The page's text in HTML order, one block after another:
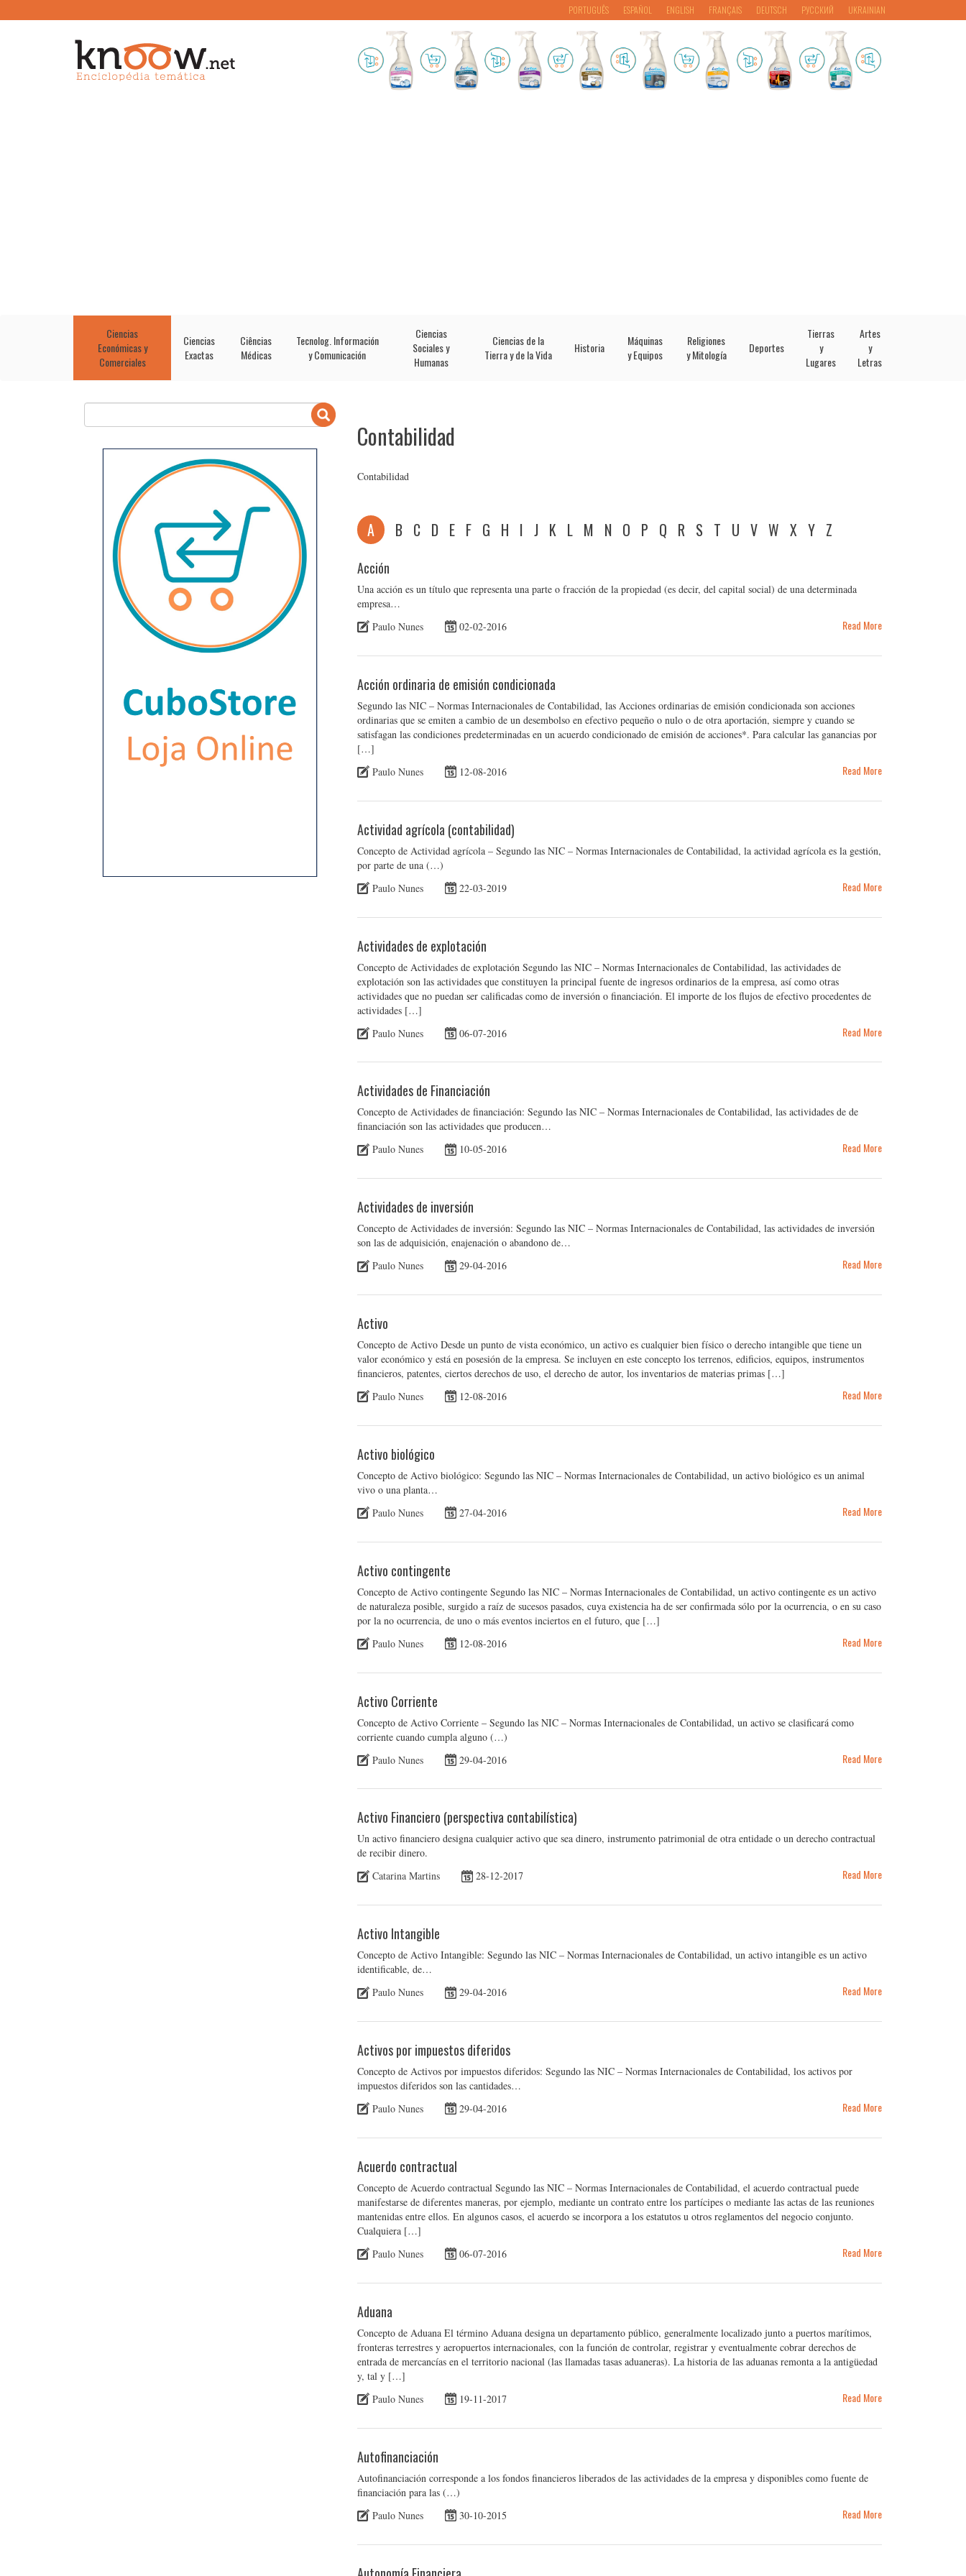
PORTUGUÊS ESPAÑOL ENGLISH FRANÇAIS DEUTSCH РУССКИЙ UKRAINIAN
Ciencias
Económicas y
Comerciales
Ciencias
Exactas
Ciências
Médicas
Tecnolog. Información
y Comunicación
Ciencias
Sociales y
Humanas
Ciencias de la
Tierra y de la Vida
Historia
Máquinas
y Equipos
Religiones
y Mitología
Deportes
Tierras
y
Lugares
Artes
y
Letras
Contabilidad
Contabilidad
A B C D E F G H I J K L M N O P Q R S T U V W X Y Z
Acción
Una acción es un título que representa una parte o fracción de la propiedad (es decir, del capital social) de una determinada
empresa…
Paulo Nunes
02-02-2016 Read More
Acción ordinaria de emisión condicionada
Segundo las NIC – Normas Internacionales de Contabilidad, las Acciones ordinarias de emisión condicionada son acciones
ordinarias que se emiten a cambio de un desembolso en efectivo pequeño o nulo o de otra aportación, siempre y cuando se
satisfagan las condiciones predeterminadas en un acuerdo condicionado de emisión de acciones*. Para calcular las ganancias por
[…]
Paulo Nunes
12-08-2016 Read More
Actividad agrícola (contabilidad)
Concepto de Actividad agrícola – Segundo las NIC – Normas Internacionales de Contabilidad, la actividad agrícola es la gestión,
por parte de una (…)
Paulo Nunes
22-03-2019 Read More
Actividades de explotación
Concepto de Actividades de explotación Segundo las NIC – Normas Internacionales de Contabilidad, las actividades de
explotación son las actividades que constituyen la principal fuente de ingresos ordinarios de la empresa, así como otras
actividades que no puedan ser calificadas como de inversión o financiación. El importe de los flujos de efectivo procedentes de
actividades […]
Paulo Nunes
06-07-2016 Read More
Actividades de Financiación
Concepto de Actividades de financiación: Segundo las NIC – Normas Internacionales de Contabilidad, las actividades de de
financiación son las actividades que producen…
Paulo Nunes
10-05-2016 Read More
Actividades de inversión
Concepto de Actividades de inversión: Segundo las NIC – Normas Internacionales de Contabilidad, las actividades de inversión
son las de adquisición, enajenación o abandono de…
Paulo Nunes
29-04-2016 Read More
Activo
Concepto de Activo Desde un punto de vista económico, un activo es cualquier bien físico o derecho intangible que tiene un
valor económico y está en posesión de la empresa. Se incluyen en este concepto los terrenos, edificios, equipos, instrumentos
financieros, patentes, ciertos derechos de uso, el derecho de autor, los inventarios de materias primas […]
Paulo Nunes
12-08-2016 Read More
Activo biológico
Concepto de Activo biológico: Segundo las NIC – Normas Internacionales de Contabilidad, un activo biológico es un animal
vivo o una planta…
Paulo Nunes
27-04-2016 Read More
Activo contingente
Concepto de Activo contingente Segundo las NIC – Normas Internacionales de Contabilidad, un activo contingente es un activo
de naturaleza posible, surgido a raíz de sucesos pasados, cuya existencia ha de ser confirmada sólo por la ocurrencia, o en su caso
por la no ocurrencia, de uno o más eventos inciertos en el futuro, que […]
Paulo Nunes
12-08-2016 Read More
Activo Corriente
Concepto de Activo Corriente – Segundo las NIC – Normas Internacionales de Contabilidad, un activo se clasificará como
corriente cuando cumpla alguno (…)
Paulo Nunes
29-04-2016 Read More
Activo Financiero (perspectiva contabilística)
Un activo financiero designa cualquier activo que sea dinero, instrumento patrimonial de otra entidade o un derecho contractual
de recibir dinero.
Catarina Martins
28-12-2017 Read More
Activo Intangible
Concepto de Activo Intangible: Segundo las NIC – Normas Internacionales de Contabilidad, un activo intangible es un activo
identificable, de…
Paulo Nunes
29-04-2016 Read More
Activos por impuestos diferidos
Concepto de Activos por impuestos diferidos: Segundo las NIC – Normas Internacionales de Contabilidad, los activos por
impuestos diferidos son las cantidades…
Paulo Nunes
29-04-2016 Read More
Acuerdo contractual
Concepto de Acuerdo contractual Segundo las NIC – Normas Internacionales de Contabilidad, el acuerdo contractual puede
manifestarse de diferentes maneras, por ejemplo, mediante un contrato entre los partícipes o mediante las actas de las reuniones
mantenidas entre ellos. En algunos casos, el acuerdo se incorpora a los estatutos u otros reglamentos del negocio conjunto.
Cualquiera […]
Paulo Nunes
06-07-2016 Read More
Aduana
Concepto de Aduana El término Aduana designa un departamento público, generalmente localizado junto a puertos marítimos,
fronteras terrestres y aeropuertos internacionales, con la función de controlar, registrar y eventualmente cobrar derechos de
entrada de mercancías en el territorio nacional (las llamadas tasas aduaneras). La historia de las aduanas remonta a la antigüedad
y, tal y […]
Paulo Nunes
19-11-2017 Read More
Autofinanciación
Autofinanciación corresponde a los fondos financieros liberados de las actividades de la empresa y disponibles como fuente de
financiación para las (…)
Paulo Nunes
30-10-2015 Read More